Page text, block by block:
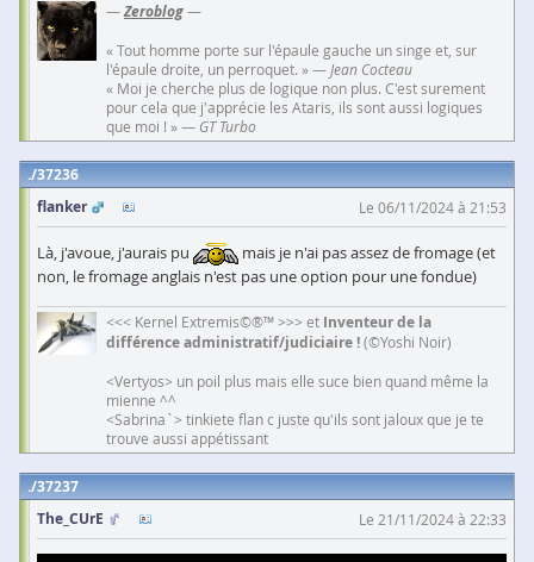
—Zeroblog—
« Tout homme porte sur l'épaule gauche un singe et, sur
l'épaule droite, un perroquet. » — Jean Cocteau
« Moi je cherche plus de logique non plus. C'est surement
pour cela que j'apprécie les Ataris, ils sont aussi logiques
que moi ! » — GT Turbo
37236
flanker
Le 06/11/2024 à 21:53
Là, j'avoue, j'aurais pu
mais je n'ai pas assez de fromage (et
non, le fromage anglais n'est pas une option pour une fondue)
<<< Kernel Extremis©®™ >>> et Inventeur de la
différence administratif/judiciaire !(©Yoshi Noir)
<Vertyos> un poil plus mais elle suce bien quand même la
mienne ^^
<Sabrina`> tinkiete flan c juste qu'ils sont jaloux que je te
trouve aussi appétissant
37237
The_CUrE
Le 21/11/2024 à 22:33